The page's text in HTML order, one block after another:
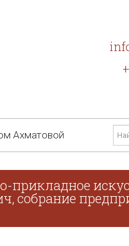
Ахматовой
собрание